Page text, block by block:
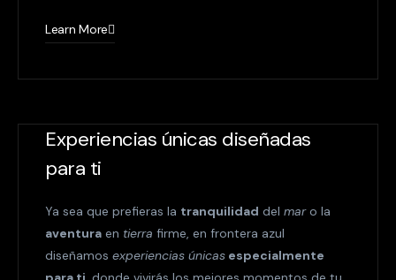
Learn More
Experiencias únicas diseñadas
para ti
Ya sea que prefieras la tranquilidad del maro la
aventura en tierra firme, en frontera azul
diseñamos experiencias únicas especialmente